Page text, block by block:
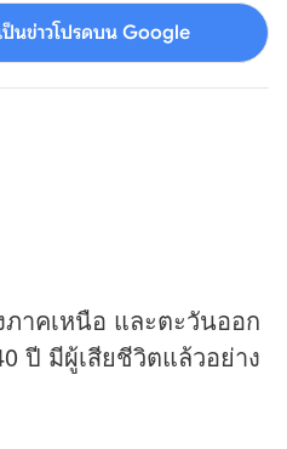
นข่าวโปรดบน Google
าคเหนือ และตะวันออก
ปี มีผู้เสียชีวิตแล้วอย่าง